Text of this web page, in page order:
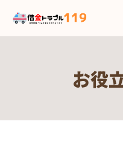
お役